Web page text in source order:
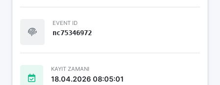
EVENT ID
nc75346972
KAYIT ZAMANI
18.04.2026 08:05:01